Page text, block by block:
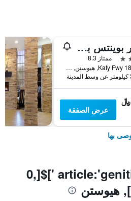
فور بوينتس باي شيراتون إينرجي كوريدور
ممتاز 8.3
18861 Katy Fwy, هيوستن, TX, الولايات المتحدة الأميريكية
عرض الصفقة
بها
استكشف$[0, article:'genitive ']$[0,